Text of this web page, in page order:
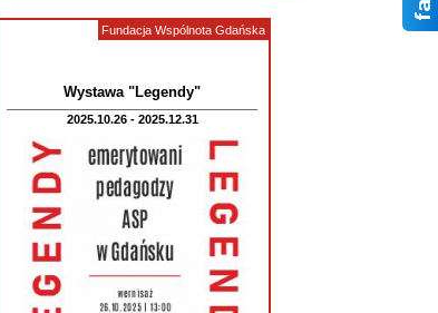
Fundacja Wspólnota Gdańska
Wystawa "Legendy"
2025.10.26 - 2025.12.31